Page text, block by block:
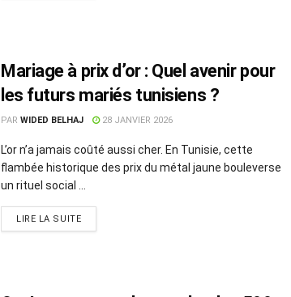
Mariage à prix d’or : Quel avenir pour
les futurs mariés tunisiens ?
PAR WIDED BELHAJ 28 JANVIER 2026
L’or n’a jamais coûté aussi cher. En Tunisie, cette
flambée historique des prix du métal jaune bouleverse
un rituel social ...
LIRE LA SUITE